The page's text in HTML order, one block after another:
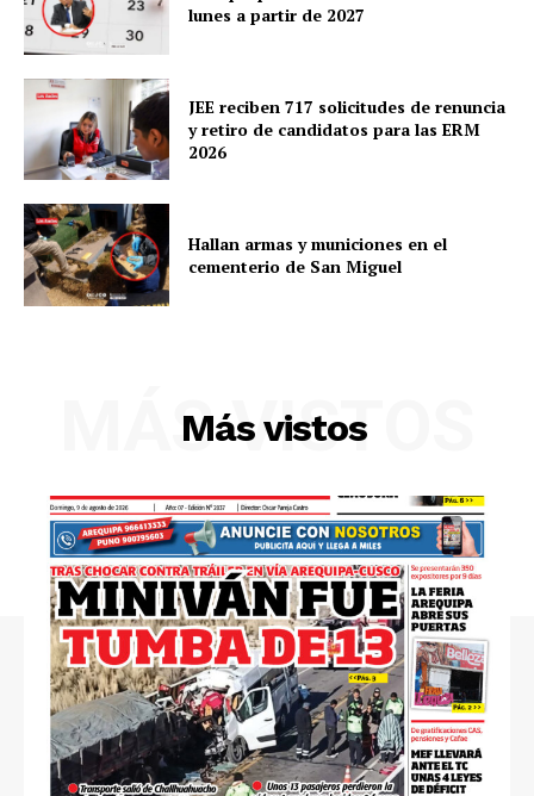
Diario los Andes
Nosotros
Contacto
Prensa
lunes a partir de 2027
JEE reciben 717 solicitudes de renuncia
y retiro de candidatos para las ERM
2026
Hallan armas y municiones en el
cementerio de San Miguel
Más vistos
MÁS VISTOS